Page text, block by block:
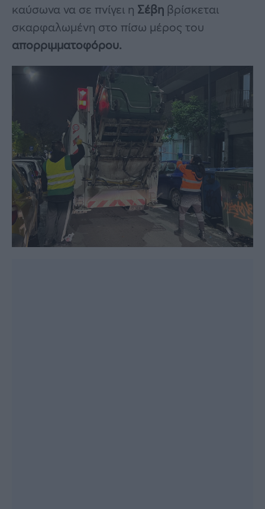
καύσωνα να σε πνίγει η Σέβη βρίσκεται
σκαρφαλωμένη στο πίσω μέρος του
απορριμματοφόρου.